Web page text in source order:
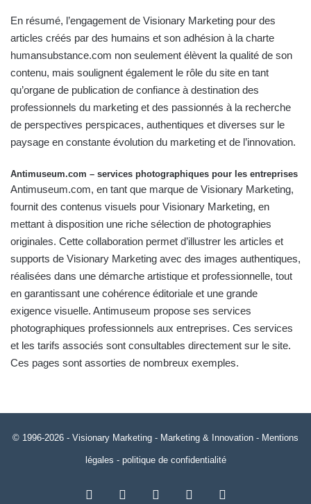
En résumé, l’engagement de Visionary Marketing pour des
articles créés par des humains et son adhésion à la charte
humansubstance.com non seulement élèvent la qualité de son
contenu, mais soulignent également le rôle du site en tant
qu’organe de publication de confiance à destination des
professionnels du marketing et des passionnés à la recherche
de perspectives perspicaces, authentiques et diverses sur le
paysage en constante évolution du marketing et de l’innovation.
Antimuseum.com – services photographiques pour les entreprises
Antimuseum.com, en tant que marque de Visionary Marketing,
fournit des contenus visuels pour Visionary Marketing, en
mettant à disposition une riche sélection de photographies
originales. Cette collaboration permet d’illustrer les articles et
supports de Visionary Marketing avec des images authentiques,
réalisées dans une démarche artistique et professionnelle, tout
en garantissant une cohérence éditoriale et une grande
exigence visuelle. Antimuseum propose ses services
photographiques professionnels aux entreprises. Ces services
et les tarifs associés sont consultables directement sur le site.
Ces pages sont assorties de nombreux exemples.
© 1996-2026 - Visionary Marketing - Marketing & Innovation - Mentions
légales - politique de confidentialité
Facebook Linkedin